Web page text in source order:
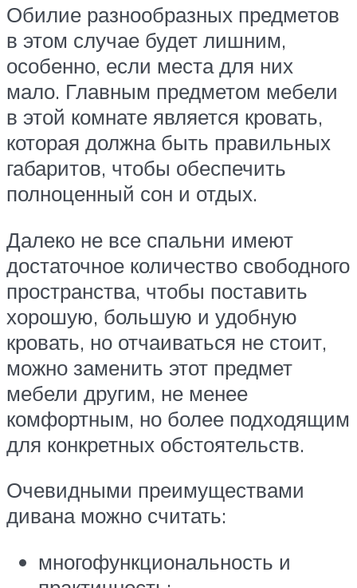
Обилие разнообразных предметов
в этом случае будет лишним,
особенно, если места для них
мало. Главным предметом мебели
в этой комнате является кровать,
которая должна быть правильных
габаритов, чтобы обеспечить
полноценный сон и отдых.
Далеко не все спальни имеют
достаточное количество свободного
пространства, чтобы поставить
хорошую, большую и удобную
кровать, но отчаиваться не стоит,
можно заменить этот предмет
мебели другим, не менее
комфортным, но более подходящим
для конкретных обстоятельств.
Очевидными преимуществами
дивана можно считать:
многофункциональность и